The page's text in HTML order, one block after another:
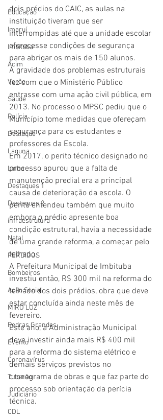
Educação
Imaruí
Imbituba
Acim
Verão
Saúde
Polícia
Destaque
Laguna
Linha
Destaques 1
Destaques 2
infraestrutura
Natal
PERDIDOS
Bombeiros
Ação Social
MIRO LUZ
Pedras Grandes
Evento
Coronavírus
Tubarão
Judiciário
CDL
dois prédios do CAIC, as aulas na
instituição tiveram que ser
interrompidas até que a unidade escolar
oferecesse condições de segurança
para abrigar os mais de 150 alunos.
A gravidade dos problemas estruturais
fez com que o Ministério Público
entrasse com uma ação civil pública, em
2013. No processo o MPSC pediu que o
Município tome medidas que ofereçam
segurança para os estudantes e
professores da Escola.
Em 2017, o perito técnico designado no
processo apurou que a falta de
manutenção predial era a principal
causa de deterioração da escola. O
perito entendeu também que muito
embora o prédio apresente boa
condição estrutural, havia a necessidade
de uma grande reforma, a começar pelo
telhado.
A Prefeitura Municipal de Imbituba
investiu então, R$ 300 mil na reforma do
telhado dos dois prédios, obra que deve
estar concluída ainda neste mês de
fevereiro.
Este ano, a Administração Municipal
deve investir ainda mais R$ 400 mil
para a reforma do sistema elétrico e
demais serviços previstos no
cronograma de obras e que faz parte do
processo sob orientação da perícia
técnica.